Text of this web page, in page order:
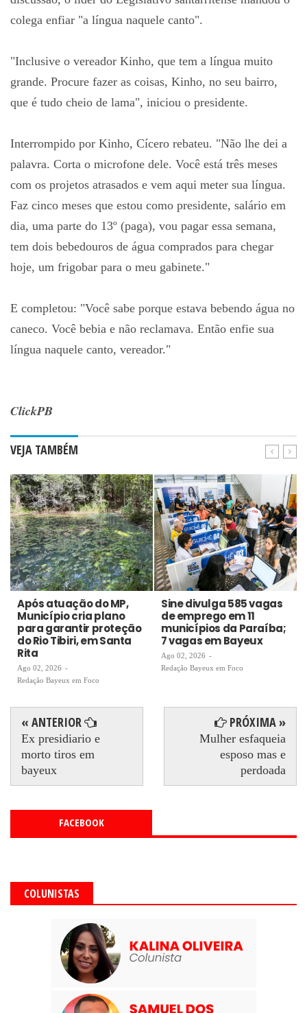
colega enfiar "a língua naquele canto".
"Inclusive o vereador Kinho, que tem a língua muito
grande. Procure fazer as coisas, Kinho, no seu bairro,
que é tudo cheio de lama", iniciou o presidente.
Interrompido por Kinho, Cícero rebateu. "Não lhe dei a
palavra. Corta o microfone dele. Você está três meses
com os projetos atrasados e vem aqui meter sua língua.
Faz cinco meses que estou como presidente, salário em
dia, uma parte do 13º (paga), vou pagar essa semana,
tem dois bebedouros de água comprados para chegar
hoje, um frigobar para o meu gabinete."
E completou: "Você sabe porque estava bebendo água no
caneco. Você bebia e não reclamava. Então enfie sua
língua naquele canto, vereador."
ClickPB
VEJA TAMBÉM
Após atuação do MP,
Município cria plano
para garantir proteção
do Rio Tibiri, em Santa
Rita
Ago 02, 2026 -
Redação Bayeux em Foco
Sine divulga 585 vagas
de emprego em 11
municípios da Paraíba;
7 vagas em Bayeux
Ago 02, 2026 -
Redação Bayeux em Foco
« ANTERIOR
Ex presidiario e
morto tiros em
bayeux
PRÓXIMA »
Mulher esfaqueia
esposo mas e
perdoada
FACEBOOK
COLUNISTAS